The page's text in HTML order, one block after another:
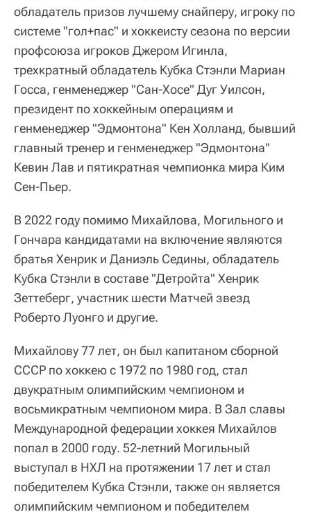
обладатель призов лучшему снайперу, игроку по
системе "гол+пас" и хоккеисту сезона по версии
профсоюза игроков Джером Игинла,
трехкратный обладатель Кубка Стэнли Мариан
Госса, генменеджер "Сан-Хосе" Дуг Уилсон,
президент по хоккейным операциям и
генменеджер "Эдмонтона" Кен Холланд, бывший
главный тренер и генменеджер "Эдмонтона"
Кевин Лав и пятикратная чемпионка мира Ким
Сен-Пьер.
В 2022 году помимо Михайлова, Могильного и
Гончара кандидатами на включение являются
братья Хенрик и Даниэль Седины, обладатель
Кубка Стэнли в составе "Детройта" Хенрик
Зеттеберг, участник шести Матчей звезд
Роберто Луонго и другие.
Михайлову 77 лет, он был капитаном сборной
СССР по хоккею с 1972 по 1980 год, стал
двукратным олимпийским чемпионом и
восьмикратным чемпионом мира. В Зал славы
Международной федерации хоккея Михайлов
попал в 2000 году. 52-летний Могильный
выступал в НХЛ на протяжении 17 лет и стал
победителем Кубка Стэнли, также он является
олимпийским чемпионом и победителем